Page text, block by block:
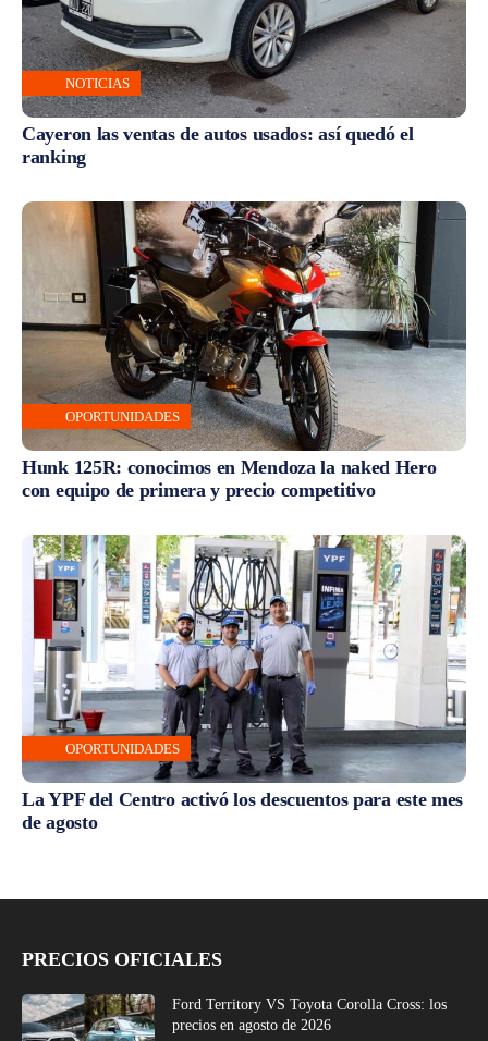
NOTICIAS
Cayeron las ventas de autos usados: así quedó el
ranking
OPORTUNIDADES
Hunk 125R: conocimos en Mendoza la naked Hero
con equipo de primera y precio competitivo
OPORTUNIDADES
La YPF del Centro activó los descuentos para este mes
de agosto
PRECIOS OFICIALES
Ford Territory VS Toyota Corolla Cross: los
precios en agosto de 2026